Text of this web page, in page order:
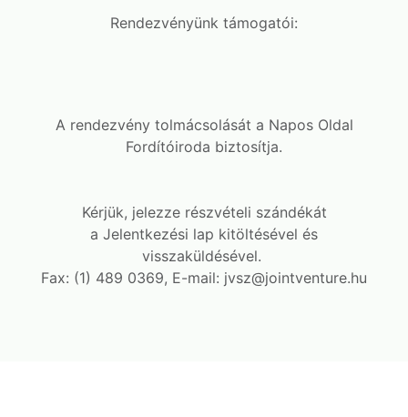
Rendezvényünk támogatói:
A rendezvény tolmácsolását a Napos Oldal
Fordítóiroda biztosítja.
Kérjük, jelezze részvételi szándékát
a Jelentkezési lap kitöltésével és
visszaküldésével.
Fax: (1) 489 0369, E-mail: jvsz@jointventure.hu